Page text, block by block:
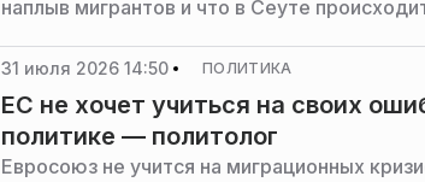
наплыв мигрантов и что в Сеуте
31 июля 2026 14:50 ПОЛИТИКА
ЕС не хочет учиться на своих
политике — политолог
Евросоюз не учится на миграционных